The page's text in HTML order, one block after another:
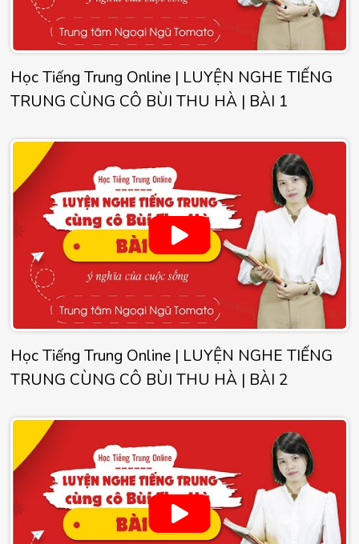
Học Tiếng Trung Online | LUYỆN NGHE TIẾNG
TRUNG CÙNG CÔ BÙI THU HÀ | BÀI 1
Học Tiếng Trung Online | LUYỆN NGHE TIẾNG
TRUNG CÙNG CÔ BÙI THU HÀ | BÀI 2